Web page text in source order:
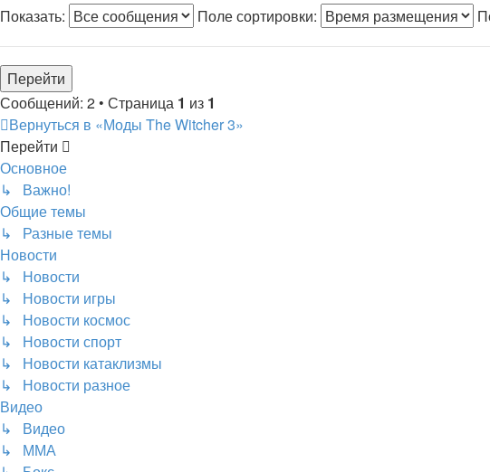
Показать: Поле сортировки:
Сообщений: 2 • Страница 1 из 1
Вернуться в «Моды The Witcher 3»
Перейти
Основное
↳ Важно!
Общие темы
↳ Разные темы
Новости
↳ Новости
↳ Новости игры
↳ Новости космос
↳ Новости спорт
↳ Новости катаклизмы
↳ Новости разное
Видео
↳ Видео
↳ ММА